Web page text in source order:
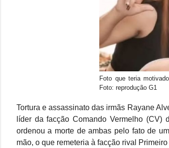
Foto que teria
Foto: reprodução G1
Tortura e assassinato das irmãs Rayane
líder da facção Comando Vermelho
ordenou a morte de ambas pelo fato de
mão, o que remeteria à facção rival